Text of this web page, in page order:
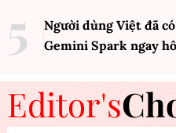
Người dùng Việt đã
Gemini Spark ngay
Editor's